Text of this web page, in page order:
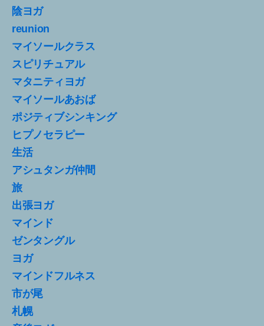
陰ヨガ
reunion
マイソールクラス
スピリチュアル
マタニティヨガ
マイソールあおば
ポジティブシンキング
ヒプノセラピー
生活
アシュタンガ仲間
旅
出張ヨガ
マインド
ゼンタングル
ヨガ
マインドフルネス
市が尾
札幌